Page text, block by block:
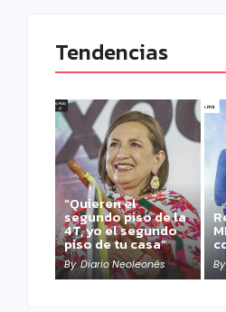
Tendencias
“Quieren el
segundo piso de la
4T, yo el segundo
piso de tu casa”
By Diario Neoleonés By